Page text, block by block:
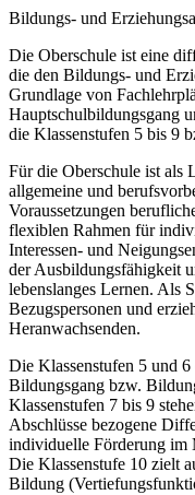
Bildungs- und
Die Oberschule ist eine
die den Bildungs- und
Grundlage von
Hauptschulbildungsgang
die Klassenstufen 5 bis 9
Für die Oberschule ist als
allgemeine und
Voraussetzungen
flexiblen Rahmen für
Interessen- und
der Ausbildungsfähigkeit
lebenslanges Lernen. Als
Bezugspersonen und
Heranwachsenden.
Die Klassenstufen 5 und
Bildungsgang bzw.
Klassenstufen 7 bis 9
Abschlüsse bezogene
individuelle Förderung
Die Klassenstufe 10 zielt
Bildung